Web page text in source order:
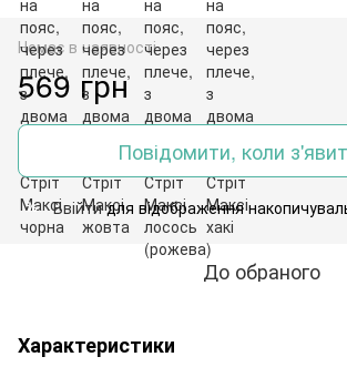
Немає в наявності
569 грн
Повідомити, коли
% Ввійтидля відображення
До обраного
Характеристики